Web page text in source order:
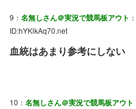
9： 名無しさん＠実況で競馬板アウト
ID:hYKlkAq70.net
血統はあまり参考にしない
10： 名無しさん＠実況で競馬板アウト